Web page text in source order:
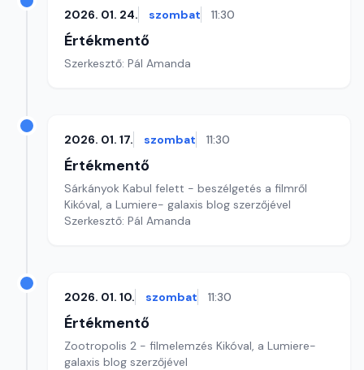
2026. 01. 24. szombat 11:30
Értékmentő
Szerkesztő: Pál Amanda
2026. 01. 17. szombat 11:30
Értékmentő
Sárkányok Kabul felett - beszélgetés a filmről
Kikóval, a Lumiere- galaxis blog szerzőjével
Szerkesztő: Pál Amanda
2026. 01. 10. szombat 11:30
Értékmentő
Zootropolis 2 - filmelemzés Kikóval, a Lumiere-
galaxis blog szerzőjével